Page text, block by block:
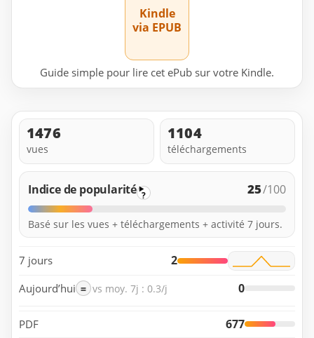
Kindle
via EPUB
Guide simple pour lire cet ePub sur votre Kindle.
1476
vues
1104
téléchargements
Indice de popularité ? 25/100
Basé sur les vues + téléchargements + activité 7 jours.
7 jours 2
Aujourd’hui = vs moy. 7j : 0.3/j 0
PDF 677